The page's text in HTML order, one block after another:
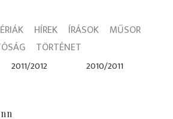
HÍREK ÍRÁSOK
MŰSOR
TÖRTÉNET
2011/2012 2010/2011